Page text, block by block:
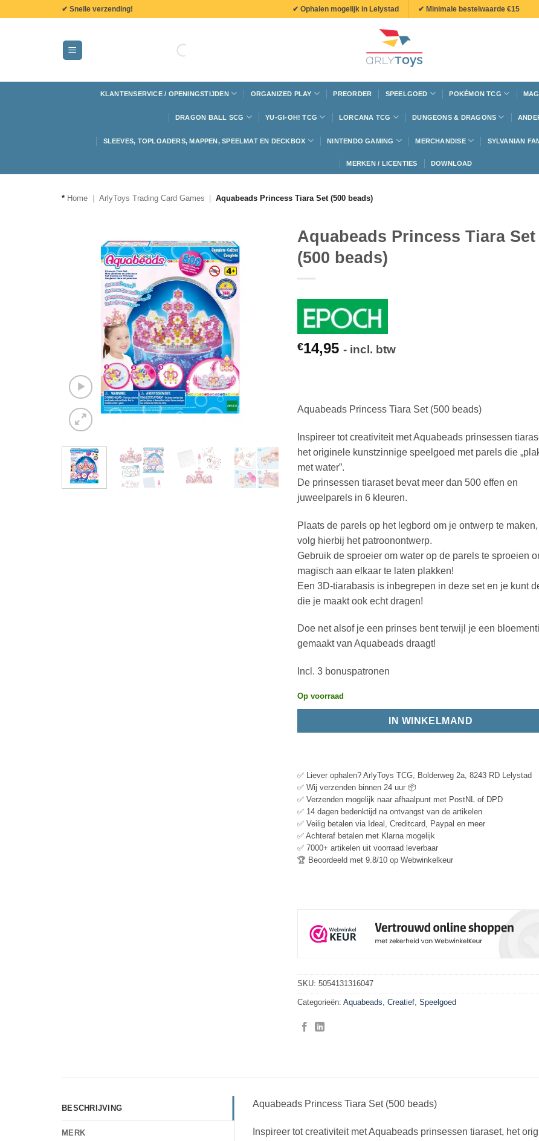
✔ Snelle verzending! ✔ Ophalen mogelijk in Lelystad ✔ Minimale bestelwaarde €15
KLANTENSERVICE / OPENINGSTIJDEN ORGANIZED PLAY PREORDER SPEELGOED POKÉMON TCG
DRAGON BALL SCG YU-GI-OH! TCG LORCANA TCG DUNGEONS & DRAGONS
SLEEVES, TOPLOADERS, MAPPEN, SPEELMAT EN DECKBOX NINTENDO GAMING MERCHANDISE SYLVANIAN
MERKEN / LICENTIES DOWNLOAD
* Home ArlyToys Trading Card Games Aquabeads Princess Tiara Set (500 beads)
Aquabeads Princess Tiara Set
(500 beads)
€14,95 - incl. btw
Aquabeads Princess Tiara Set (500 beads)
Inspireer tot creativiteit met Aquabeads prinsessen
het originele kunstzinnige speelgoed met parels die
met water”.
De prinsessen tiaraset bevat meer dan 500 effen en
juweelparels in 6 kleuren.
Plaats de parels op het legbord om je ontwerp te
volg hierbij het patroonontwerp.
Gebruik de sproeier om water op de parels te sproeien
magisch aan elkaar te laten plakken!
Een 3D-tiarabasis is inbegrepen in deze set en je kunt
die je maakt ook echt dragen!
Doe net alsof je een prinses bent terwijl je een
gemaakt van Aquabeads draagt!
Incl. 3 bonuspatronen
Op voorraad
IN WINKELMAND
✅ Liever ophalen? ArlyToys TCG, Bolderweg 2a, 8243 RD Lelystad
✅ Wij verzenden binnen 24 uur 📦
✅ Verzenden mogelijk naar afhaalpunt met PostNL of DPD
✅ 14 dagen bedenktijd na ontvangst van de artikelen
✅ Veilig betalen via Ideal, Creditcard, Paypal en meer
✅ Achteraf betalen met Klarna mogelijk
✅ 7000+ artikelen uit voorraad leverbaar
🏆 Beoordeeld met 9.8/10 op Webwinkelkeur
SKU: 5054131316047
Categorieën: Aquabeads Creatief Speelgoed
BESCHRIJVING
MERK
Aquabeads Princess Tiara Set (500 beads)
Inspireer tot creativiteit met Aquabeads prinsessen tiaraset, het